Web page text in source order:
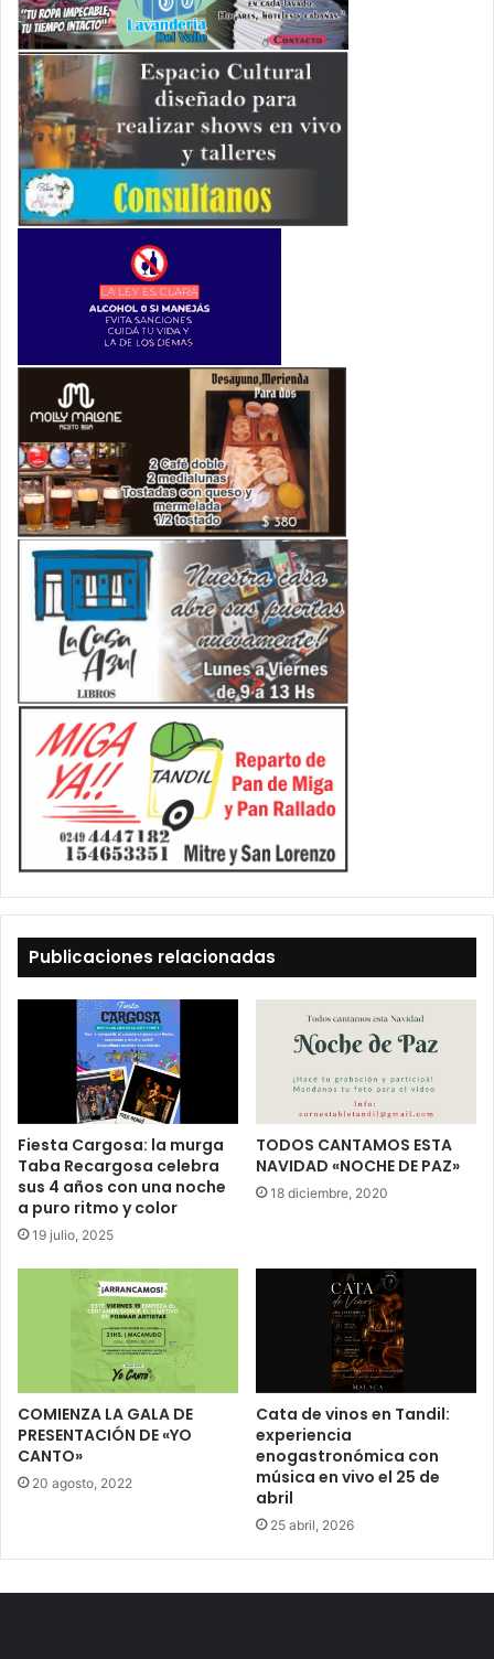
Publicaciones relacionadas
Fiesta Cargosa: la murga
Taba Recargosa celebra
sus 4 años con una noche
a puro ritmo y color
19 julio, 2025
TODOS CANTAMOS ESTA
NAVIDAD «NOCHE DE PAZ»
18 diciembre, 2020
COMIENZA LA GALA DE
PRESENTACIÓN DE «YO
CANTO»
20 agosto, 2022
Cata de vinos en Tandil:
experiencia
enogastronómica con
música en vivo el 25 de
abril
25 abril, 2026